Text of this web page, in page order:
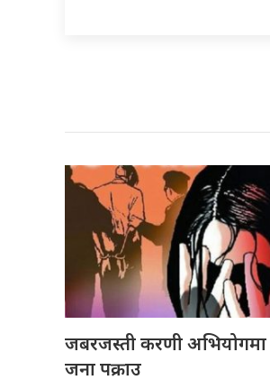
जबरजस्ती करणी
जना पक्राउ